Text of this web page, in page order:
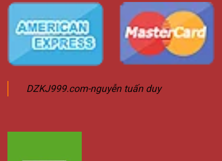
DZKJ999.com-nguyễn tuấn duy